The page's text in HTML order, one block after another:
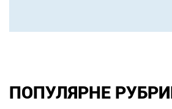
ПОПУЛЯРНЕ